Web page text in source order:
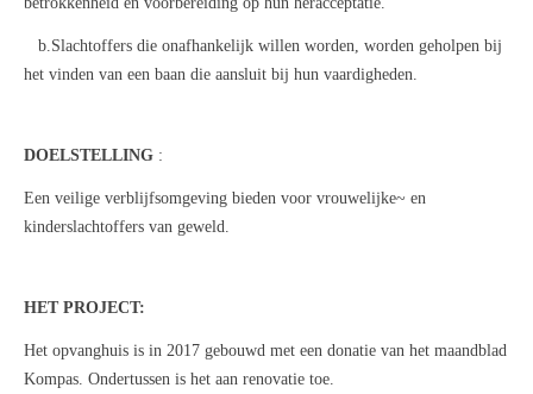
b.Slachtoffers die onafhankelijk willen worden, worden geholpen bij
het vinden van een baan die aansluit bij hun vaardigheden.
DOELSTELLING :
Een veilige verblijfsomgeving bieden voor vrouwelijke~ en
kinderslachtoffers van geweld.
HET PROJECT:
Het opvanghuis is in 2017 gebouwd met een donatie van het maandblad
Kompas. Ondertussen is het aan renovatie toe.